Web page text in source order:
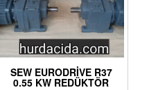
SEW EURODRIVE R37
0.55 KW REDÜKTÖR